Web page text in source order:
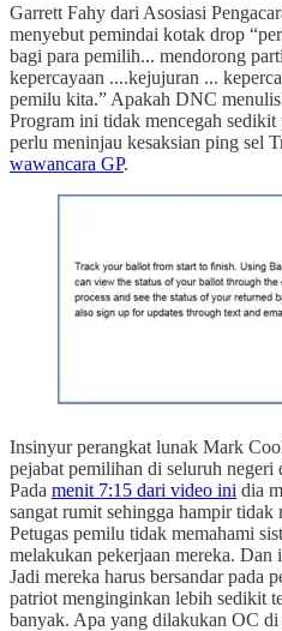
Garrett Fahy dari Asosiasi
menyebut pemindai kotak drop
bagi para pemilih... mendorong
kepercayaan ....kejujuran ...
pemilu kita.” Apakah DNC
Program ini tidak mencegah
perlu meninjau kesaksian ping sel
wawancara GP.
Insinyur perangkat lunak Mark
pejabat pemilihan di seluruh negeri
Pada menit 7:15 dari video ini dia
sangat rumit sehingga hampir
Petugas pemilu tidak memahami
melakukan pekerjaan mereka. Dan
Jadi mereka harus bersandar pada
patriot menginginkan lebih sedikit
banyak. Apa yang dilakukan OC di